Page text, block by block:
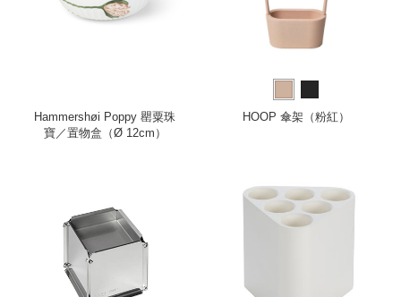
Hammershøi Poppy 罌粟珠
寶／置物盒（Ø 12cm）
HOOP 傘架（粉紅）